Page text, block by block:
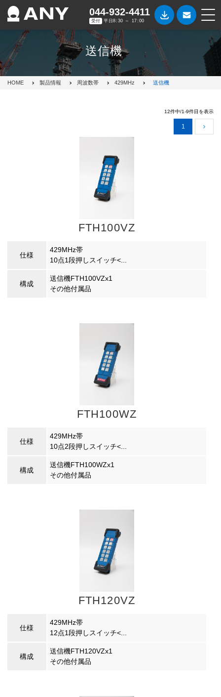
044-932-4411
受付 平日8:30 ～ 17:00
送信機
HOME 製品情報 周波数帯 429MHz 送信機
12件中/1-9件目を表示
1
FTH100VZ
仕様
429MHz帯
10点1段押しスイッチ<...
構成
送信機FTH100VZx1
その他付属品
FTH100WZ
仕様
429MHz帯
10点2段押しスイッチ<...
構成
送信機FTH100WZx1
その他付属品
FTH120VZ
仕様
429MHz帯
12点1段押しスイッチ<...
構成
送信機FTH120VZx1
その他付属品